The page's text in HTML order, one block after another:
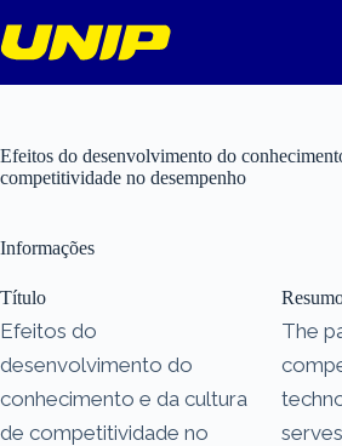
para
o
Efeitos do desenvolvimento do
competitividade no desempenho
Informações
Título
Efeitos do
desenvolvimento do
conhecimento e da cultura
de competitividade no
The